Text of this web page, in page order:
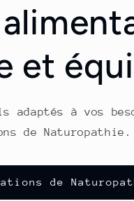
et
adaptés à vos
de Naturopathie.
de